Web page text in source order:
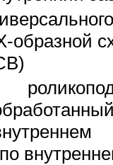
образной